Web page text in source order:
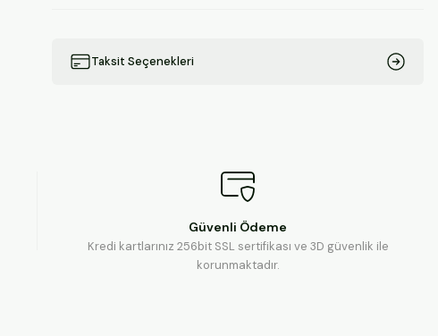
Taksit Seçenekleri
Güvenli Ödeme
Kredi kartlarınız 256bit SSL sertifikası ve 3D güvenlik ile
korunmaktadır.